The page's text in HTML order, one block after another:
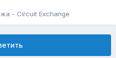
- Circuit Exchange